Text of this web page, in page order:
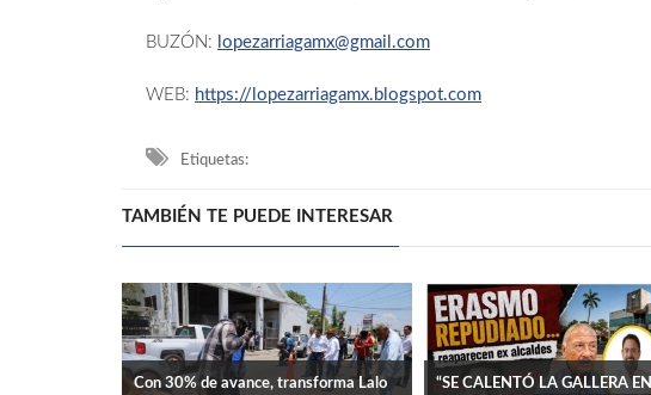
BUZÓN: lopezarriagamx@gmail.com
WEB: https://lopezarriagamx.blogspot.com
Etiquetas:
TAMBIÉN TE PUEDE INTERESAR
Con 30% de avance, transforma Lalo
“SE CALENTÓ LA GALLERA EN